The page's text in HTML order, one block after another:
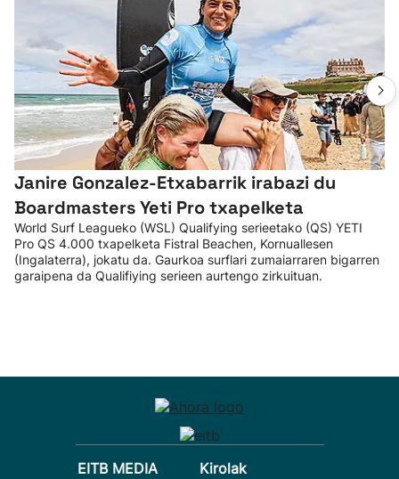
Janire Gonzalez-Etxabarrik irabazi du
Boardmasters Yeti Pro txapelketa
World Surf Leagueko (WSL) Qualifying serieetako (QS) YETI
Pro QS 4.000 txapelketa Fistral Beachen, Kornuallesen
(Ingalaterra), jokatu da. Gaurkoa surflari zumaiarraren bigarren
garaipena da Qualifiying serieen aurtengo zirkuituan.
EITB MEDIA
Kirolak